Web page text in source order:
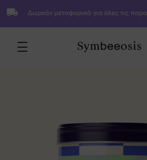
Δωρεάν μεταφορικά για όλες τις